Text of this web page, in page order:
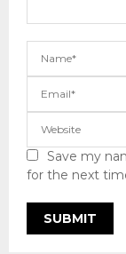
Save my
for the next